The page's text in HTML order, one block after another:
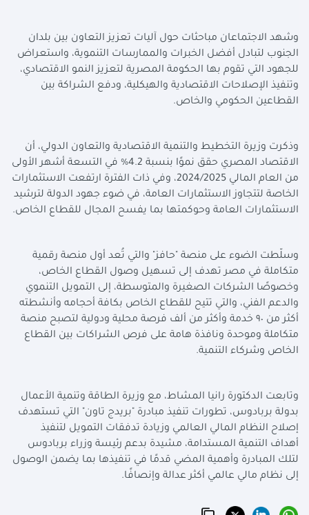
وشهد الاجتماعان مباحثات حول آليات تعزيز التعاون بين بلدان
الجنوب لتبادل أفضل الخبرات والممارسات التنموية، واستعراض
للجهود التي تقوم بها الحكومة المصرية لتعزيز النمو الاقتصادي،
وتنفيذ الإصلاحات الاقتصادية والهيكلية، ودفع الشراكة بين
القطاعين الحكومي والخاص.
وذكرت وزيرة التخطيط والتنمية الاقتصادية والتعاون الدولي، أن
الاقتصاد المصري حقق نموًا بنسبة 4.2% في التسعة أشهر الأولى
من العام المالي 2024/2025، وفي ذات الفترة ارتفعت الاستثمارات
الخاصة لتتجاوز الاستثمارات العامة، في ضوء جهود الدولة لترشيد
الاستثمارات العامة وحوكمتها بما يفسح المجال للقطاع الخاص.
وسلّطت الضوء على منصة "حافز" والتي تُعد أول منصة رقمية
متكاملة في مصر تهدف إلى تسهيل وصول القطاع الخاص،
وخصوصًا الشركات الصغيرة والمتوسطة، إلى التمويل التنموي
والدعم الفني، والتي تتيح للقطاع الخاص بكافة أحجامه وأنشطته
أكثر من ٩٠ خدمة وأكثر من ألف فرصة محلية ودولية لتصبح منصة
متكاملة وموحدة ونافذة هامة على فرص الشراكات بين القطاع
الخاص وشركاء التنمية.
وتابعت الدكتورة رانيا المشاط، مع وزيرة الطاقة وتنمية الأعمال
بدولة بربادوس، تطورات تنفيذ مبادرة "بريدج تاون" التي تستهدف
إصلاح النظام المالي العالمي وزيادة تدفقات التمويل لتنفيذ
أهداف التنمية المستدامة، مشيدة بدعم رئيسة وزراء بربادوس
لتلك المبادرة وأهمية المضي قدمًا في تنفيذها بما يضمن الوصول
إلى نظام مالي عالمي أكثر عدالة وإنصافًا.